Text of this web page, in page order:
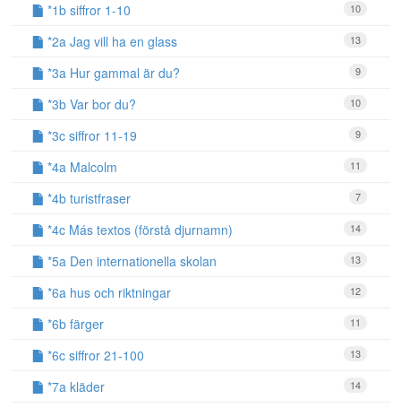
10
*1b siffror 1-10
13
*2a Jag vill ha en glass
9
*3a Hur gammal är du?
10
*3b Var bor du?
9
*3c siffror 11-19
11
*4a Malcolm
7
*4b turistfraser
14
*4c Más textos (förstå djurnamn)
13
*5a Den internationella skolan
12
*6a hus och riktningar
11
*6b färger
13
*6c siffror 21-100
14
*7a kläder